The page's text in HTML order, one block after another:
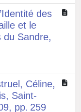
des
et le
du Sandre,
Céline,
Saint-
pp. 259